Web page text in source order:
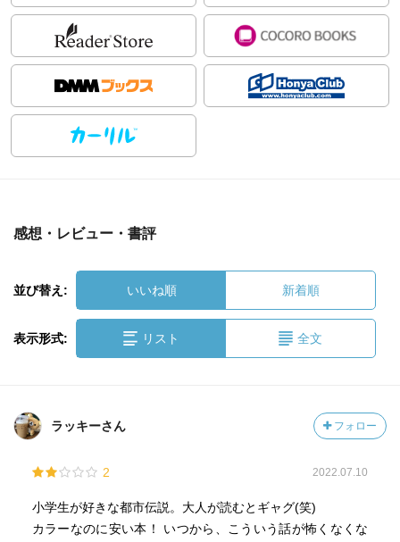
感想・レビュー・書評
並び替え: いいね順 新着順
表示形式: リスト 全文
ラッキーさん フォロー
2 2022.07.10
小学生が好きな都市伝説。大人が読むとギャグ(笑)
カラーなのに安い本！ いつから、こういう話が怖くなくな